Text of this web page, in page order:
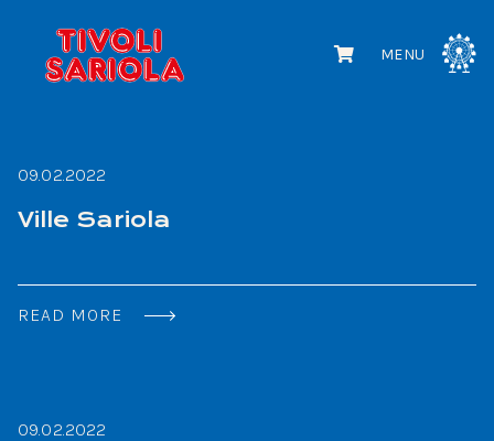
MENU
09.02.2022
Ville Sariola
READ MORE
09.02.2022